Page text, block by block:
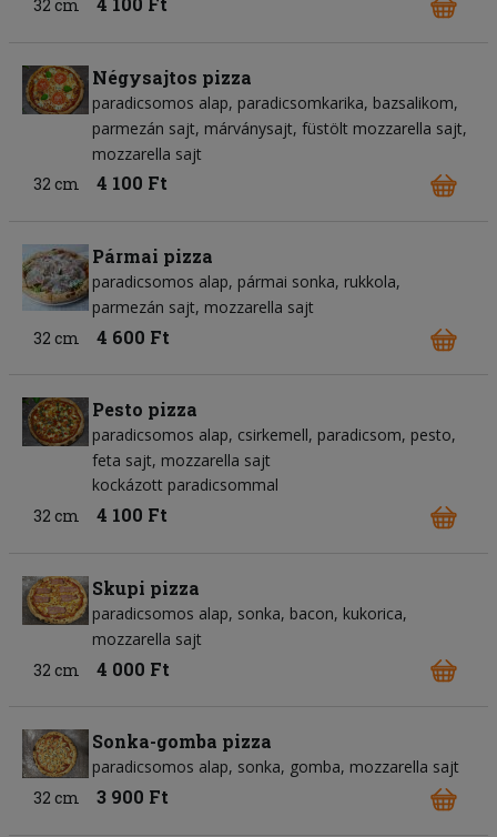
32 cm
Négysajtos pizza
paradicsomos alap paradicsomkarika bazsalikom
parmezán sajt márványsajt füstölt mozzarella sajt
mozzarella sajt
32 cm
4 100 Ft
Pármai pizza
paradicsomos alap pármai sonka rukkola
parmezán sajt mozzarella sajt
32 cm
4 600 Ft
Pesto pizza
paradicsomos alap csirkemell paradicsom pesto
feta sajt mozzarella sajt
kockázott paradicsommal
32 cm
4 100 Ft
Skupi pizza
paradicsomos alap sonka bacon kukorica
mozzarella sajt
32 cm
4 000 Ft
Sonka-gomba pizza
paradicsomos alap sonka gomba mozzarella sajt
32 cm
3 900 Ft